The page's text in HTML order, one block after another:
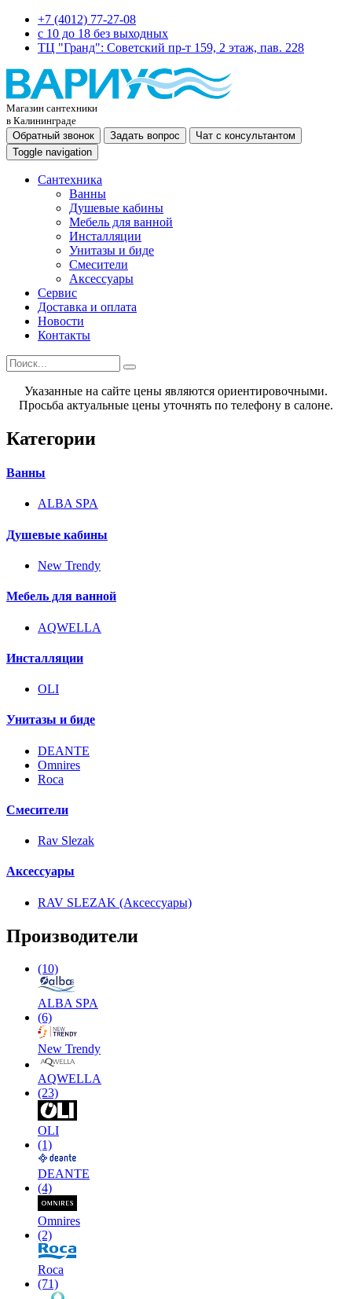
+7 (4012) 77-27-08
c 10 до 18 без выходных
ТЦ "Гранд": Советский пр-т 159, 2 этаж, пав. 228
Магазин сантехники
в Калининграде
Обратный звонок
Задать вопрос
Чат с консультантом
Toggle navigation
Сантехника
Ванны
Душевые кабины
Мебель для ванной
Инсталляции
Унитазы и биде
Смесители
Аксессуары
Сервис
Доставка и оплата
Новости
Контакты
Указанные на сайте цены являются ориентировочными.
Просьба актуальные цены уточнять по телефону в салоне.
Категории
Ванны
ALBA SPA
Душевые кабины
New Trendy
Мебель для ванной
AQWELLA
Инсталляции
OLI
Унитазы и биде
DEANTE
Omnires
Roca
Смесители
Rav Slezak
Аксессуары
RAV SLEZAK (Аксессуары)
Производители
(10)
ALBA SPA
(6)
New Trendy
AQWELLA
(23)
OLI
(1)
DEANTE
(4)
Omnires
(2)
Roca
(71)